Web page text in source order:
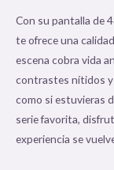
Con su pantalla de
te ofrece una
escena cobra vida
contrastes nítidos
como si estuvieras
serie favorita,
experiencia se